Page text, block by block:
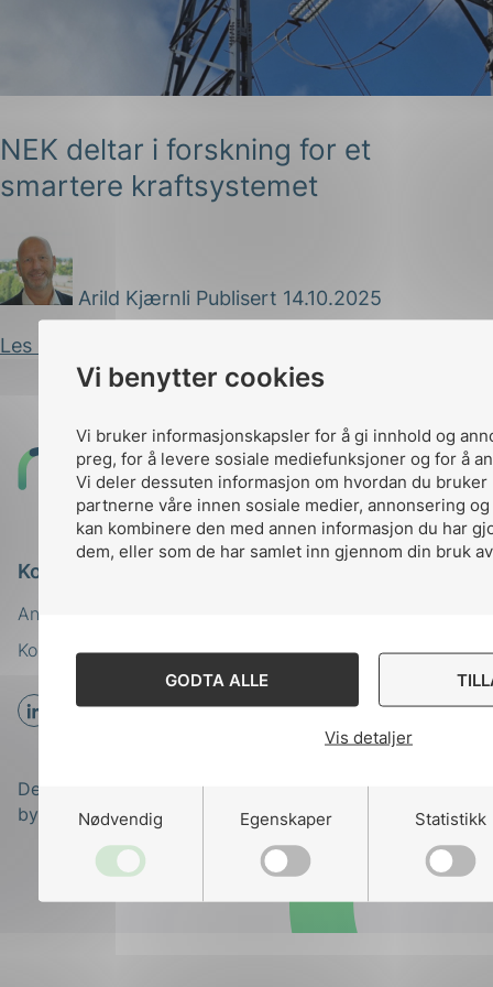
Vi benytter cookies
Vi bruker informasjonskapsler for å gi innhold og
preg, for å levere sosiale mediefunksjoner og for å
Vi deler dessuten informasjon om hvordan du
partnerne våre innen sosiale medier, annonsering
kan kombinere den med annen informasjon du har
dem, eller som de har samlet inn gjennom din bruk
GODTA ALLE
Vis detaljer
Nødvendig Egenskaper Statistikk
NEK deltar i forskning for et
smartere kraftsystemet
Arild Kjærnli Publisert 14.10.2025
Les innlegg
Kontakt oss
Ansatte
nek@nek.no
Kontakt
Designed and developed
by
Stem Agency
Til
toppen